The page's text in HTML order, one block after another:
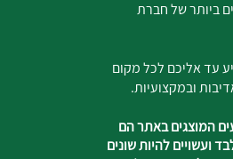
ביותר של חברת
עד אליכם לכל מקום
ובמקצועיות.
המוצגים באתר הם
ועשויים להיות שונים